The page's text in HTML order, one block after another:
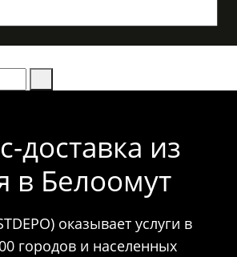
доставка из
в Белоомут
оказывает услуги в
городов и населенных